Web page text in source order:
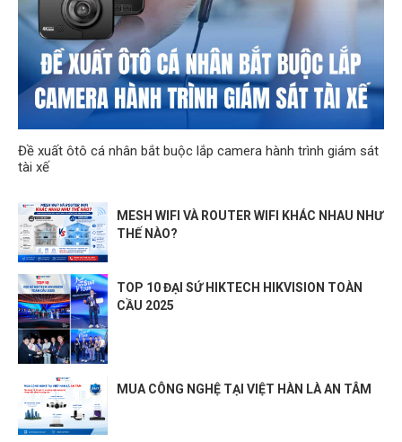
Đề xuất ôtô cá nhân bắt buộc lắp camera hành trình giám sát
tài xế
MESH WIFI VÀ ROUTER WIFI KHÁC NHAU NHƯ
THẾ NÀO?
TOP 10 ĐẠI SỨ HIKTECH HIKVISION TOÀN
CẦU 2025
MUA CÔNG NGHỆ TẠI VIỆT HÀN LÀ AN TÂM